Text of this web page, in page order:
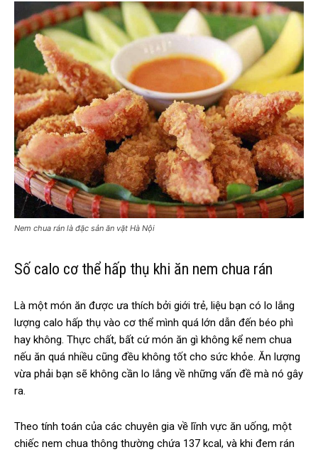
Nem chua rán là đặc sản ăn vặt Hà Nội
Số calo cơ thể hấp thụ khi ăn nem chua rán
Là một món ăn được ưa thích bởi giới trẻ, liệu bạn có lo lắng
lượng calo hấp thụ vào cơ thể mình quá lớn dẫn đến béo phì
hay không. Thực chất, bất cứ món ăn gì không kể nem chua
nếu ăn quá nhiều cũng đều không tốt cho sức khỏe. Ăn lượng
vừa phải bạn sẽ không cần lo lắng về những vấn đề mà nó gây
ra.
Theo tính toán của các chuyên gia về lĩnh vực ăn uống, một
chiếc nem chua thông thường chứa 137 kcal, và khi đem rán